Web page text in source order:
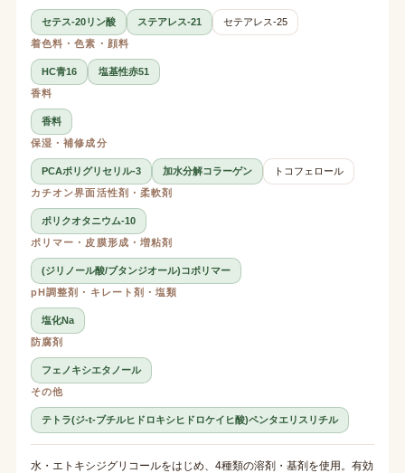
セテス-20リン酸 ステアレス-21
セテアレス-25
着色料・色素・顔料
HC青16
塩基性赤51
香料
香料
保湿・補修成分
PCAポリグリセリル-3 加水分解コラーゲン
トコフェロール
カチオン界面活性剤・柔軟剤
ポリクオタニウム-10
ポリマー・皮膜形成・増粘剤
(ジリノール酸/ブタンジオール)コポリマー
pH調整剤・キレート剤・塩類
塩化Na
防腐剤
フェノキシエタノール
その他
テトラ(ジ-t-ブチルヒドロキシヒドロケイヒ酸)ペンタエリスリチル
水・エトキシジグリコールをはじめ、4種類の溶剤・基剤を使用。有効